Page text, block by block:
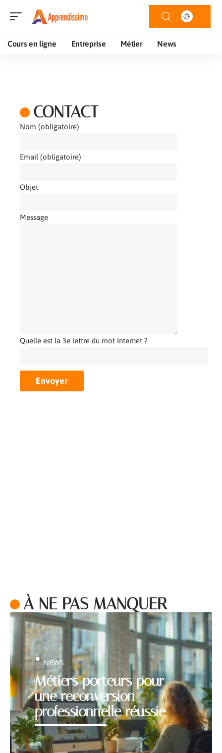
Cours en ligne Entreprise Métier News
CONTACT
Nom (obligatoire)
Email (obligatoire)
Objet
Message
Quelle est la 3e lettre du mot Internet ?
À NE PAS MANQUER
Métiers porteurs pour
une reconversion
professionnelle réussie
NEWS